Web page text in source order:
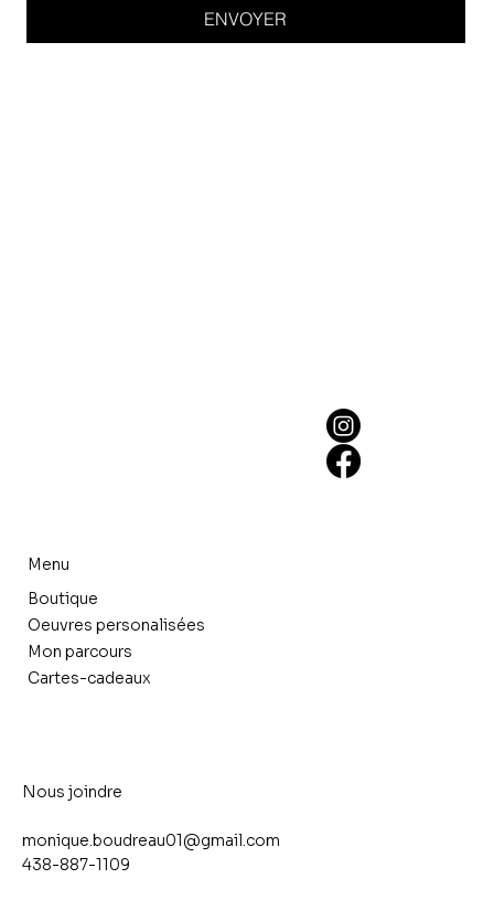
ENVOYER
Menu
Boutique
Oeuvres personalisées
Mon parcours
Cartes-cadeaux
Nous joindre
monique.boudreau01@gmail.com
438-887-1109